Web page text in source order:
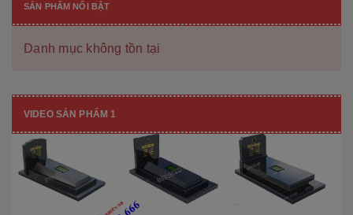
SẢN PHẨM NỔI BẬT
Danh mục không tồn tại
VIDEO SẢN PHẨM 1